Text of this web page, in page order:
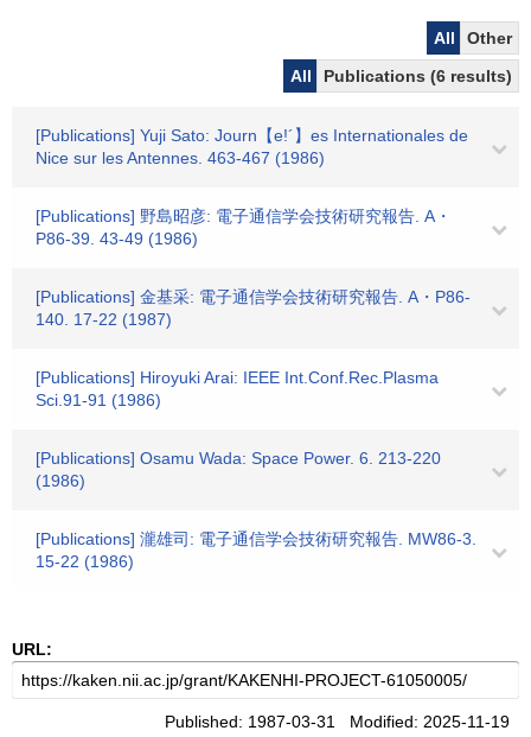
All
Other
All
Publications (6 results)
[Publications] Yuji Sato: Journ【e!´】es Internationales de
Nice sur les Antennes. 463-467 (1986)
[Publications] 野島昭彦: 電子通信学会技術研究報告. A・
P86-39. 43-49 (1986)
[Publications] 金基采: 電子通信学会技術研究報告. A・P86-
140. 17-22 (1987)
[Publications] Hiroyuki Arai: IEEE Int.Conf.Rec.Plasma
Sci.91-91 (1986)
[Publications] Osamu Wada: Space Power. 6. 213-220
(1986)
[Publications] 瀧雄司: 電子通信学会技術研究報告. MW86-3.
15-22 (1986)
URL:
Published: 1987-03-31 Modified: 2025-11-19